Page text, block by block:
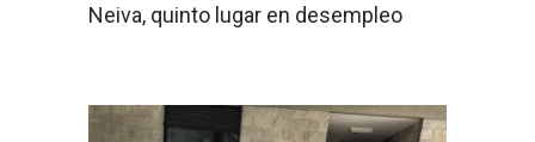
Neiva, quinto lugar en desempleo